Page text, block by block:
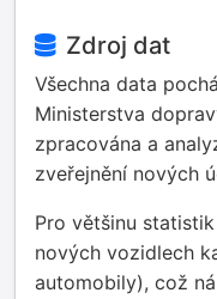
Zdroj dat
Všechna data
Ministerstva
zpracována a
zveřejnění nových
Pro většinu
nových vozidlech
automobily), což